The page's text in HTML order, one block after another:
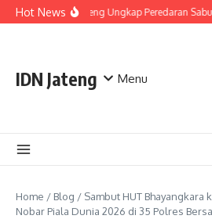
Skip to content
Hot NewsPolda Jateng Ungkap Peredaran
IDN Jateng Menu
Home / Blog / Sambut HUT Bhayangkara
Nobar Piala Dunia 2026 di 35 Polres